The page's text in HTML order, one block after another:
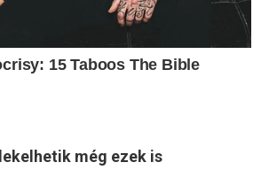
még ezek is